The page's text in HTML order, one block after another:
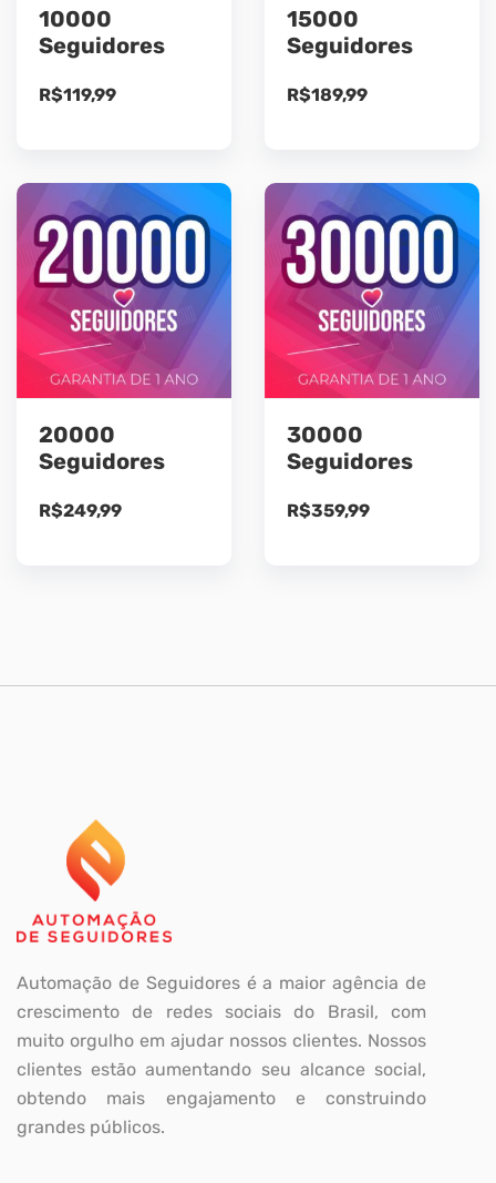
10000
Seguidores
R$119,99
15000
Seguidores
R$189,99
20000
Seguidores
R$249,99
30000
Seguidores
R$359,99
Automação de Seguidores é a maior agência de
crescimento de redes sociais do Brasil, com
muito orgulho em ajudar nossos clientes. Nossos
clientes estão aumentando seu alcance social,
obtendo mais engajamento e construindo
grandes públicos.